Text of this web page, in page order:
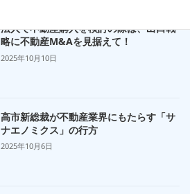
法人で不動産購入を検討の際は、出口戦
略に不動産M&Aを見据えて！
2025年10月10日
高市新総裁が不動産業界にもたらす「サ
ナエノミクス」の行方
2025年10月6日